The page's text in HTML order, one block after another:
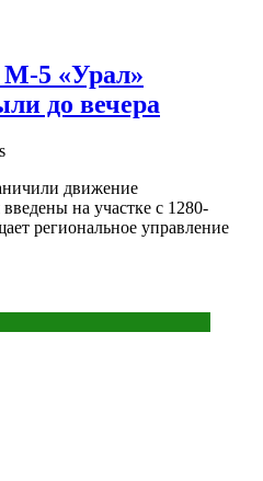
М-5 «Урал»
до вечера
движение
на участке с 1280-
региональное управление